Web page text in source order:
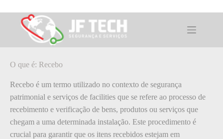
para
conteúdoO que é: Recebo
O que é: Recebo
Recebo é um termo utilizado no contexto de segurança
patrimonial e serviços de facilities que se refere ao processo de
recebimento e verificação de bens, produtos ou serviços que
chegam a uma determinada instalação. Este procedimento é
crucial para garantir que os itens recebidos estejam em